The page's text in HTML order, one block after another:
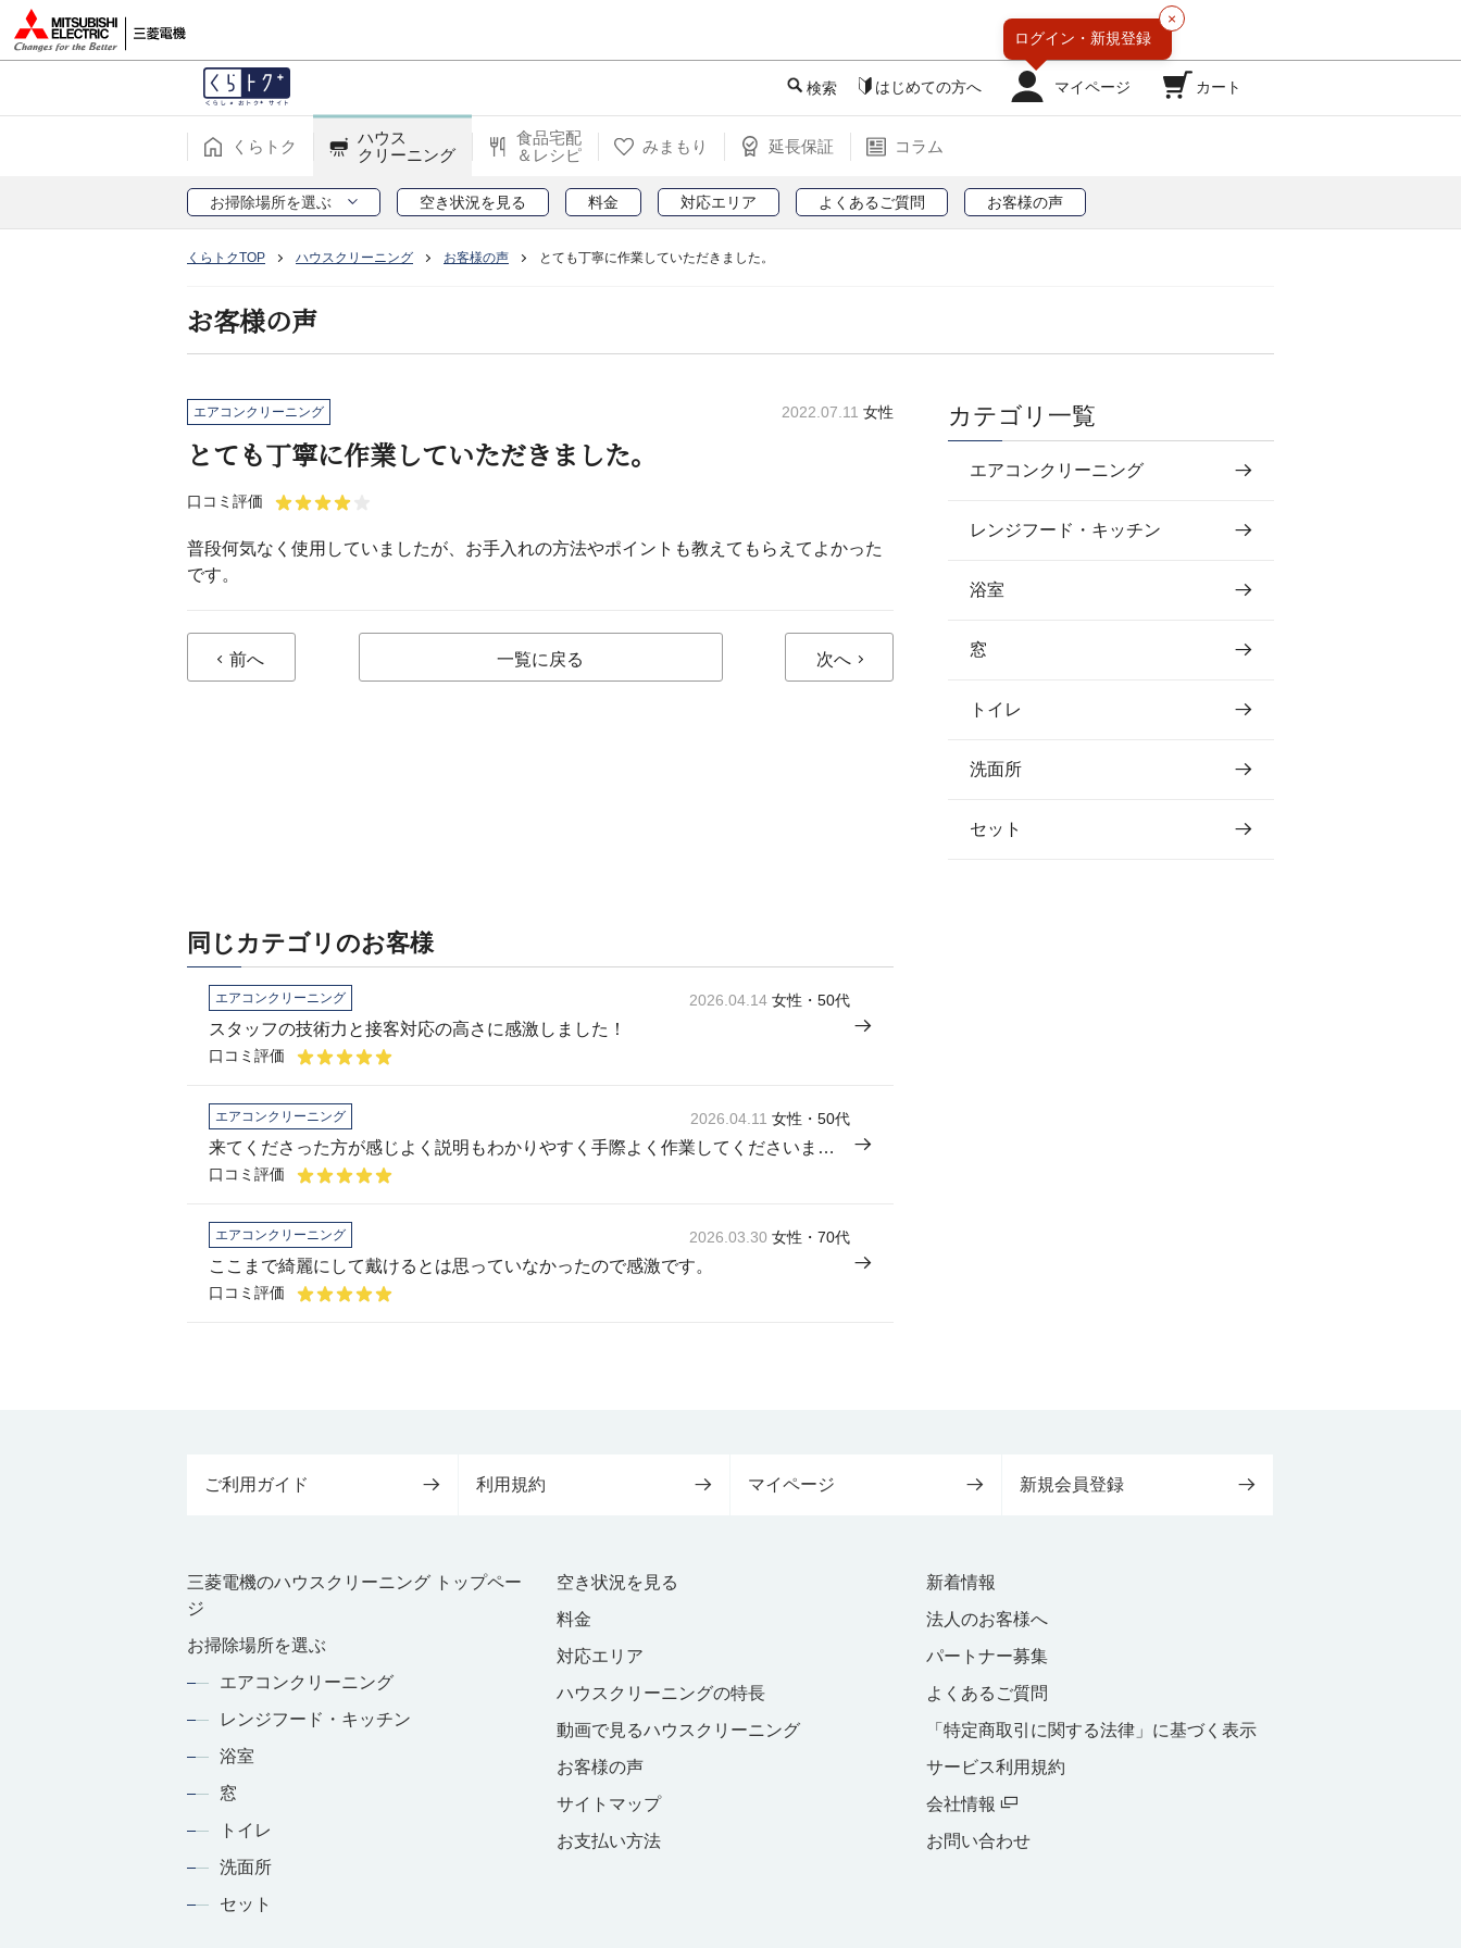
検索 はじめての方へ マイページ
×
ログイン・ 新規登録
カート
くらトク
ハウス
クリーニング
食品宅配
＆レシピ
みまもり 延長保証 コラム
お掃除場所を選ぶ 空き状況を見る 料金 対応エリア よくあるご質問 お客様の声
くらトクTOP ハウスクリーニング お客様の声 とても丁寧に作業していただきました。
お客様の声
エアコンクリーニング 2022.07.11 女性
とても丁寧に作業していただきました。
口コミ評価
普段何気なく使用していましたが、お手入れの方法やポイントも教えてもらえてよかった
です。
前へ 一覧に戻る 次へ
カテゴリ一覧
エアコンクリーニング
レンジフード・キッチン
浴室
窓
トイレ
洗面所
セット
同じカテゴリのお客様
エアコンクリーニング 2026.04.14 女性・50代
スタッフの技術力と接客対応の高さに感激しました！
口コミ評価
エアコンクリーニング 2026.04.11 女性・50代
来てくださった方が感じよく説明もわかりやすく手際よく作業してくださいました。
口コミ評価
エアコンクリーニング 2026.03.30 女性・70代
ここまで綺麗にして戴けるとは思っていなかったので感激です。
口コミ評価
ご利用ガイド 利用規約 マイページ 新規会員登録
三菱電機のハウスクリーニング トップペー
ジ
お掃除場所を選ぶ
エアコンクリーニング
レンジフード・キッチン
浴室
窓
トイレ
洗面所
セット
空き状況を見る
料金
対応エリア
ハウスクリーニングの特長
動画で見るハウスクリーニング
お客様の声
サイトマップ
お支払い方法
新着情報
法人のお客様へ
パートナー募集
よくあるご質問
「特定商取引に関する法律」に基づく表示
サービス利用規約
会社情報
お問い合わせ